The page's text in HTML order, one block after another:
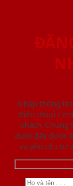
Nhập thông
điện thoại /
khách.
dưới đây được
vụ yêu cầu tư